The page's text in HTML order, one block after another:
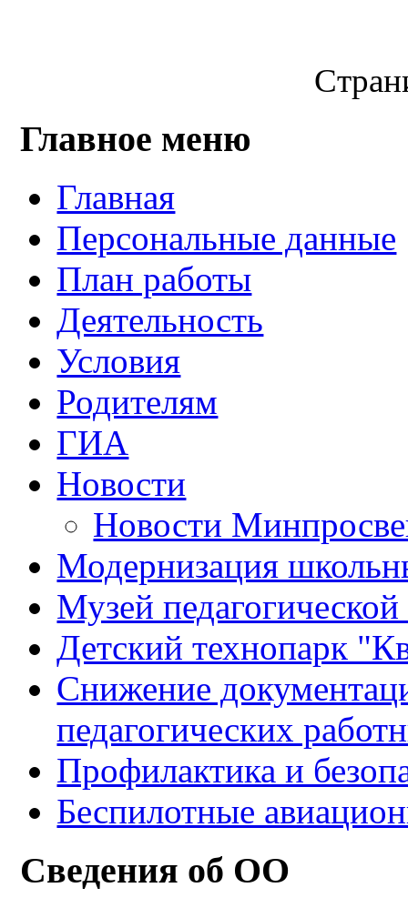
Главное меню
Главная
Персональные данные
План работы
Деятельность
Условия
Родителям
ГИА
Новости
Новости
Модернизация
Музей
Детский технопарк
Снижение
педагогических
Профилактика и
Беспилотные
Сведения об ОО